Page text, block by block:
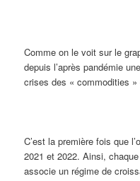
Comme on le voit sur le
depuis l’après pandémie
crises des « commodities
C’est la première fois que
2021 et 2022. Ainsi,
associe un régime de